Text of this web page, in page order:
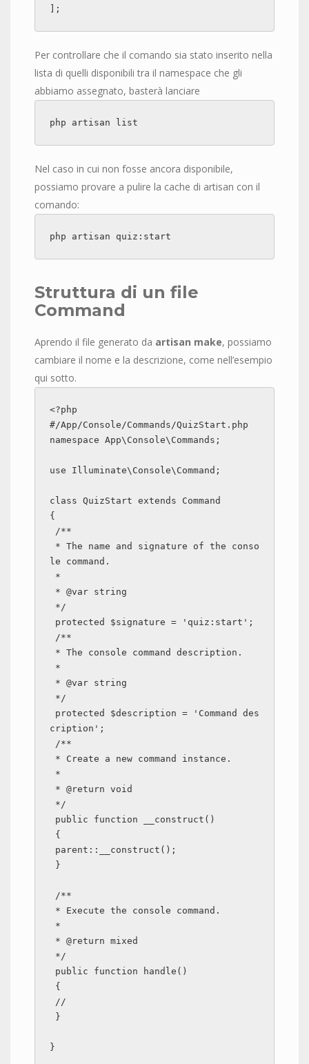
];
Per controllare che il comando sia stato inserito nella
lista di quelli disponibili tra il namespace che gli
abbiamo assegnato, basterà lanciare
php artisan list
Nel caso in cui non fosse ancora disponibile,
possiamo provare a pulire la cache di artisan con il
comando:
php artisan quiz:start
Struttura di un file
Command
Aprendo il file generato da artisan make, possiamo
cambiare il nome e la descrizione, come nell’esempio
qui sotto.
<?php
#/App/Console/Commands/QuizStart.php
namespace App\Console\Commands;
use Illuminate\Console\Command;
class QuizStart extends Command
{
le command.
cription';
}